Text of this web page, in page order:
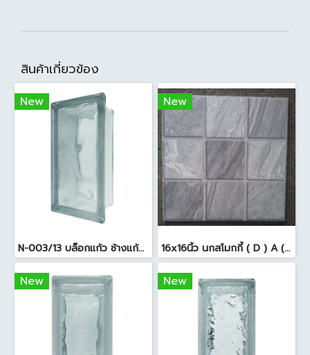
สินค้าเกี่ยวข้อง
New
N-003/13 บล็อกแก้ว ช้างแก้ว WOW พริ้วแก้ว ( 24x11.5x8cm )
New
16x16นิ้ว นกสโมกกี้ ( D ) A (Pack6)
New New